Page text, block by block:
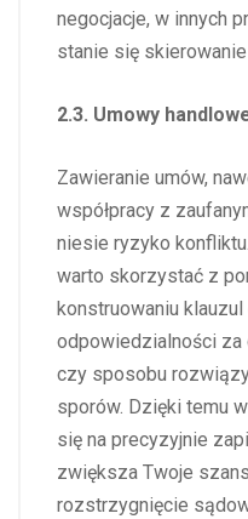
negocjacje, w innych
stanie się
2.3. Umowy
Zawieranie umów,
współpracy z
niesie ryzyko
warto skorzystać z
konstruowaniu
odpowiedzialności za
czy sposobu
sporów. Dzięki temu
się na precyzyjnie
zwiększa Twoje
rozstrzygnięcie